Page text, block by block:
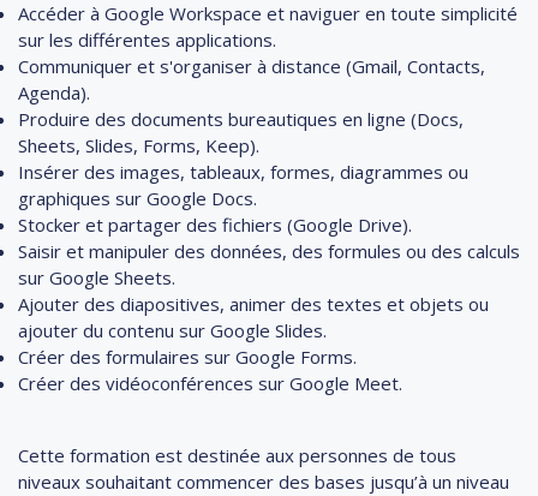
Accéder à Google Workspace et naviguer en toute simplicité
sur les différentes applications.
Communiquer et s'organiser à distance (Gmail, Contacts,
Agenda).
Produire des documents bureautiques en ligne (Docs,
Sheets, Slides, Forms, Keep).
Insérer des images, tableaux, formes, diagrammes ou
graphiques sur Google Docs.
Stocker et partager des fichiers (Google Drive).
Saisir et manipuler des données, des formules ou des calculs
sur Google Sheets.
Ajouter des diapositives, animer des textes et objets ou
ajouter du contenu sur Google Slides.
Créer des formulaires sur Google Forms.
Créer des vidéoconférences sur Google Meet.
Cette formation est destinée aux personnes de tous
niveaux souhaitant commencer des bases jusqu’à un niveau